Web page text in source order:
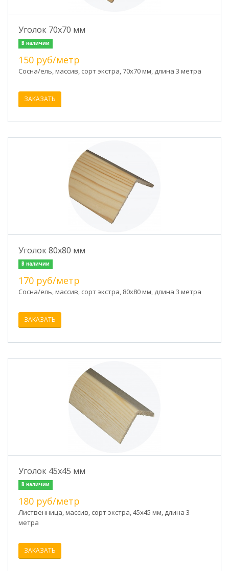
Уголок 70х70 мм
В наличии
150 руб/метр
Сосна/ель, массив, сорт экстра, 70х70 мм, длина 3 метра
ЗАКАЗАТЬ
Уголок 80х80 мм
В наличии
170 руб/метр
Сосна/ель, массив, сорт экстра, 80х80 мм, длина 3 метра
ЗАКАЗАТЬ
Уголок 45х45 мм
В наличии
180 руб/метр
Лиственница, массив, сорт экстра, 45х45 мм, длина 3
метра
ЗАКАЗАТЬ